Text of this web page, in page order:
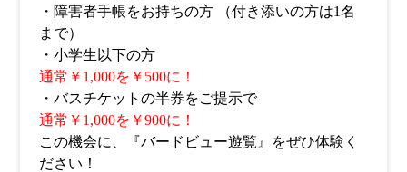
・障害者手帳をお持ちの方 （付き添いの方は1名
まで）
・小学生以下の方
通常￥1,000を￥500に！
・バスチケットの半券をご提示で
通常￥1,000を￥900に！
この機会に、『バードビュー遊覧』をぜひ体験く
ださい！